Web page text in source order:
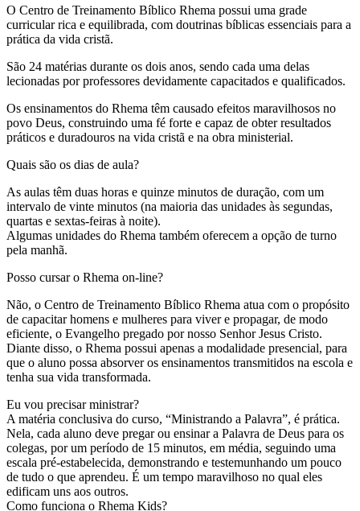
O Centro de Treinamento Bíblico Rhema possui uma grade
curricular rica e equilibrada, com doutrinas bíblicas essenciais para a
prática da vida cristã.
São 24 matérias durante os dois anos, sendo cada uma delas
lecionadas por professores devidamente capacitados e qualificados.
Os ensinamentos do Rhema têm causado efeitos maravilhosos no
povo Deus, construindo uma fé forte e capaz de obter resultados
práticos e duradouros na vida cristã e na obra ministerial.
Quais são os dias de aula?
As aulas têm duas horas e quinze minutos de duração, com um
intervalo de vinte minutos (na maioria das unidades às segundas,
quartas e sextas-feiras à noite).
Algumas unidades do Rhema também oferecem a opção de turno
pela manhã.
Posso cursar o Rhema on-line?
Não, o Centro de Treinamento Bíblico Rhema atua com o propósito
de capacitar homens e mulheres para viver e propagar, de modo
eficiente, o Evangelho pregado por nosso Senhor Jesus Cristo.
Diante disso, o Rhema possui apenas a modalidade presencial, para
que o aluno possa absorver os ensinamentos transmitidos na escola e
tenha sua vida transformada.
Eu vou precisar ministrar?
A matéria conclusiva do curso, “Ministrando a Palavra”, é prática.
Nela, cada aluno deve pregar ou ensinar a Palavra de Deus para os
colegas, por um período de 15 minutos, em média, seguindo uma
escala pré-estabelecida, demonstrando e testemunhando um pouco
de tudo o que aprendeu. É um tempo maravilhoso no qual eles
edificam uns aos outros.
Como funciona o Rhema Kids?